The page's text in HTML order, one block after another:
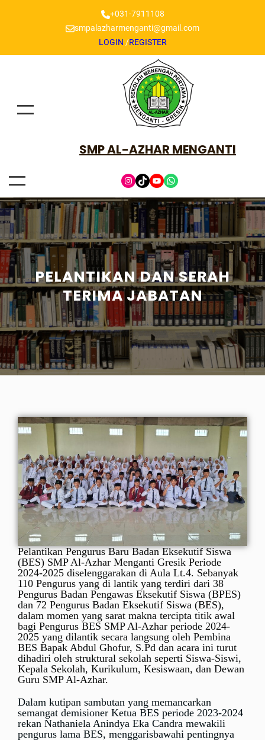
+031-7911108
smpalazharmenganti@gmail.com
LOGIN /REGISTER
SMP AL-AZHAR MENGANTI
PELANTIKAN DAN SERAH
TERIMA JABATAN
Pelantikan Pengurus Baru Badan Eksekutif Siswa
(BES) SMP Al-Azhar Menganti Gresik Periode
2024-2025 diselenggarakan di Aula Lt.4. Sebanyak
110 Pengurus yang di lantik yang terdiri dari 38
Pengurus Badan Pengawas Eksekutif Siswa (BPES)
dan 72 Pengurus Badan Eksekutif Siswa (BES),
dalam momen yang sarat makna tercipta titik awal
bagi Pengurus BES SMP Al-Azhar periode 2024-
2025 yang dilantik secara langsung oleh Pembina
BES Bapak Abdul Ghofur, S.Pd dan acara ini turut
dihadiri oleh struktural sekolah seperti Siswa-Siswi,
Kepala Sekolah, Kurikulum, Kesiswaan, dan Dewan
Guru SMP Al-Azhar.
Dalam kutipan sambutan yang memancarkan
semangat demisioner Ketua BES periode 2023-2024
rekan Nathaniela Anindya Eka Candra mewakili
pengurus lama BES, menggarisbawahi pentingnya